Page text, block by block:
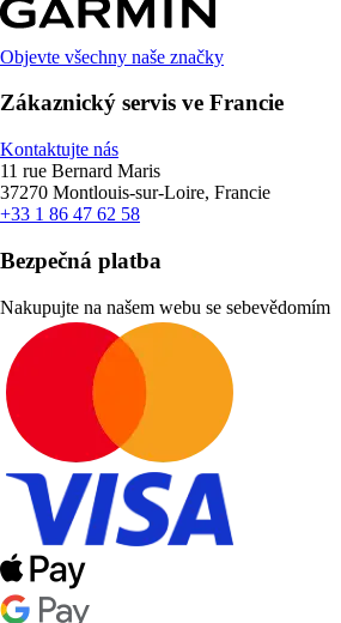
Objevte všechny naše značky
Zákaznický servis ve Francie
Kontaktujte nás
11 rue Bernard Maris
37270 Montlouis-sur-Loire, Francie
+33 1 86 47 62 58
Bezpečná platba
Nakupujte na našem webu se sebevědomím